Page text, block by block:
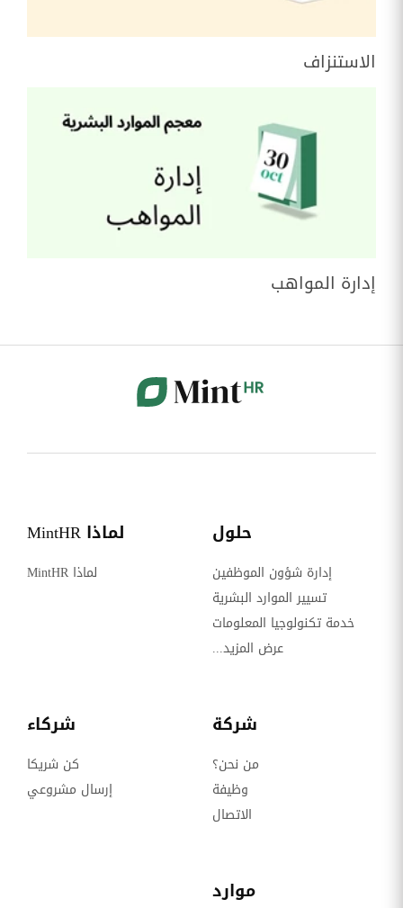
الاستنزاف
إدارة المواهب
حلول
إدارة شؤون الموظفين
تسيير الموارد البشرية
خدمة تكنولوجيا المعلومات
عرض المزيد...
لماذا MintHR
لماذا MintHR
شركة
من نحن؟
وظيفة
الاتصال
شركاء
كن شريكا
إرسال مشروعي
موارد